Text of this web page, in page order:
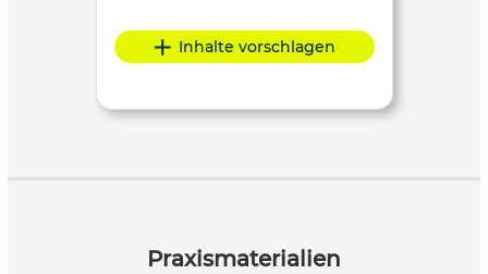
Inhalte vorschlagen
Praxismaterialien